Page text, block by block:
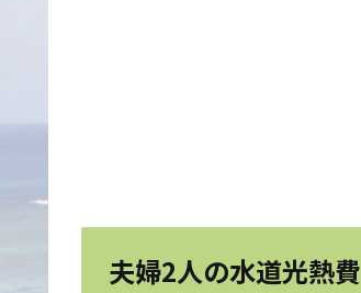
夫婦2人の水道光熱費